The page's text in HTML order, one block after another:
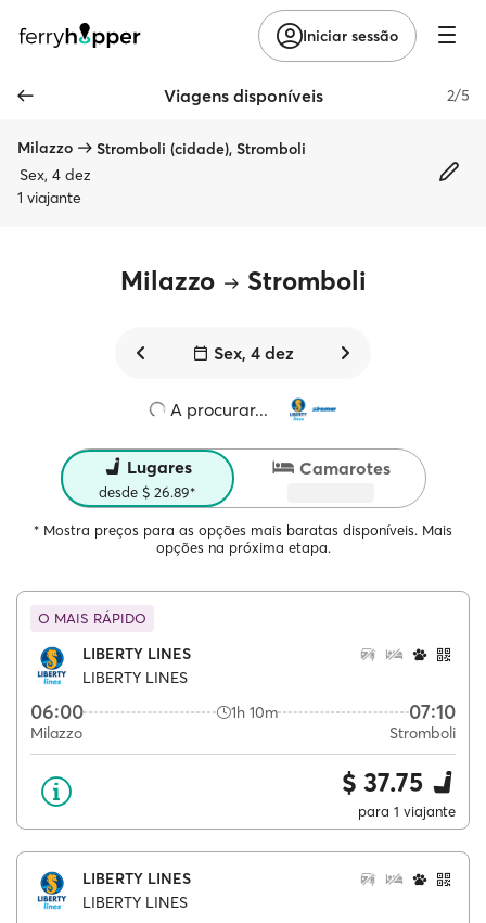
Iniciar sessão
Viagens disponíveis 2/5
Milazzo
Stromboli (cidade), Stromboli
Sex, 4 dez
1 viajante
Milazzo Stromboli
Sex, 4 dez
A procurar...
Lugares
desde $ 26.89*
Camarotes
* Mostra preços para as opções mais baratas disponíveis. Mais
opções na próxima etapa.
O MAIS RÁPIDO
LIBERTY LINES
LIBERTY LINES
06:00 1h 10m 07:10
Milazzo Stromboli
$ 37.75
para 1 viajante
LIBERTY LINES
LIBERTY LINES